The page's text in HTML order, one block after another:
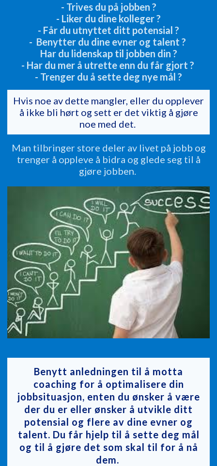
- Trives du på jobben ?
- Liker du dine kolleger ?
- Får du utnyttet ditt potensial ?
- Benytter du dine evner og talent ?
Har du lidenskap til jobben din ?
- Har du mer å utrette enn du får gjort ?
- Trenger du å sette deg nye mål ?
Hvis noe av dette mangler, eller du opplever
å ikke bli hørt og sett er det viktig å gjøre
noe med det.
Man tilbringer store deler av livet på jobb og
trenger å oppleve å bidra og glede seg til å
gjøre jobben.
Benytt anledningen til å motta
coaching for å optimalisere din
jobbsituasjon, enten du ønsker å være
der du er eller ønsker å utvikle ditt
potensial og flere av dine evner og
talent. Du får hjelp til å sette deg mål
og til å gjøre det som skal til for å nå
dem.